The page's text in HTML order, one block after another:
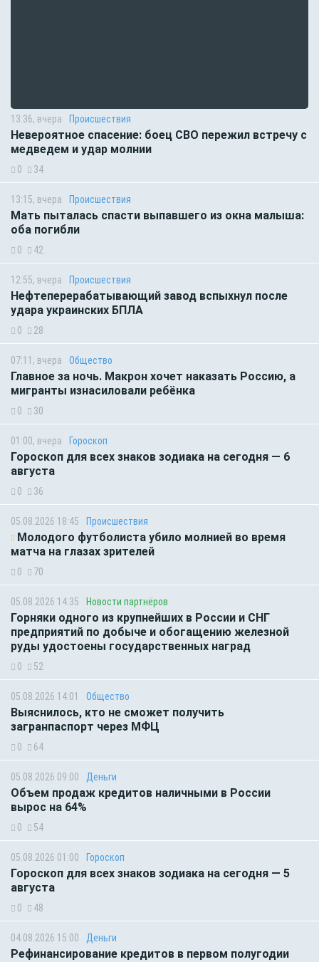
13:36, вчера Происшествия
Невероятное спасение: боец СВО пережил встречу с
медведем и удар молнии
0 34
13:15, вчера Происшествия
Мать пыталась спасти выпавшего из окна малыша:
оба погибли
0 42
12:55, вчера Происшествия
Нефтеперерабатывающий завод вспыхнул после
удара украинских БПЛА
0 28
07:11, вчера Общество
Главное за ночь. Макрон хочет наказать Россию, а
мигранты изнасиловали ребёнка
0 30
01:00, вчера Гороскоп
Гороскоп для всех знаков зодиака на сегодня — 6
августа
0 36
05.08.2026 18:45 Происшествия
Молодого футболиста убило молнией во время
матча на глазах зрителей
0 70
05.08.2026 14:35 Новости партнёров
Горняки одного из крупнейших в России и СНГ
предприятий по добыче и обогащению железной
руды удостоены государственных наград
0 52
05.08.2026 14:01 Общество
Выяснилось, кто не сможет получить
загранпаспорт через МФЦ
0 64
05.08.2026 09:00 Деньги
Объем продаж кредитов наличными в России
вырос на 64%
0 54
05.08.2026 01:00 Гороскоп
Гороскоп для всех знаков зодиака на сегодня — 5
августа
0 48
04.08.2026 15:00 Деньги
Рефинансирование кредитов в первом полугодии